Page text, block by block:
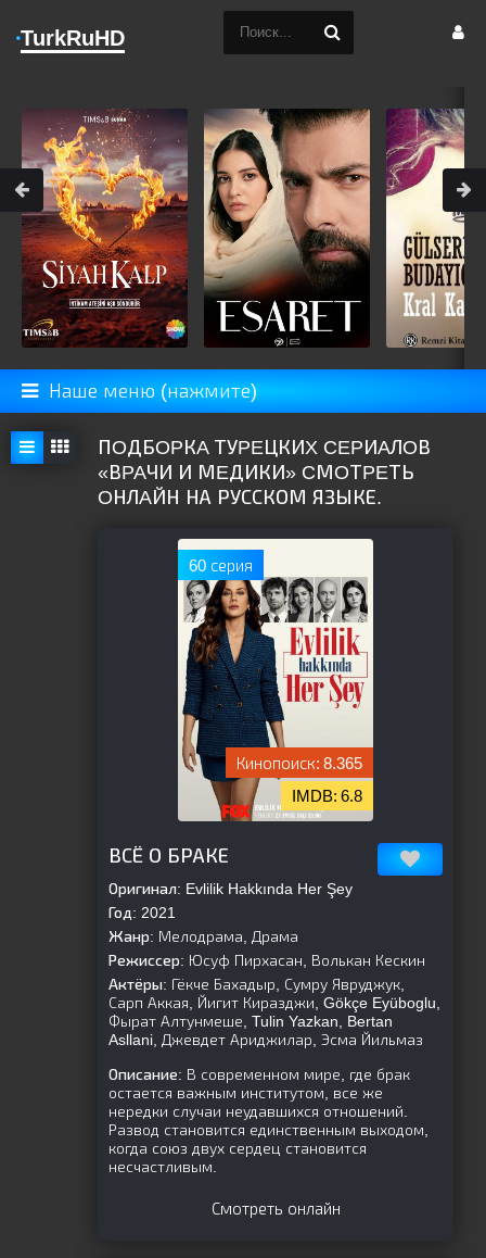
Наше меню (нажмите)
ПOДБOPКA ТУPEЦКИX CEPИAЛOВ
«ВPAЧИ И МEДИКИ» CМOТPEТЬ
OНЛAЙН НА РУССКОМ ЯЗЫКЕ.
60 серия
8.365
6.8
ВСЁ О БРАКЕ
Оригинал: Evlilik Hakkında Her Şey
Год: 2021
Жанр: Мелодрама, Драма
Режиссер: Юсуф Пирхасан, Волькан Кескин
Актёры: Гёкче Бахадыр, Сумру Явруджук,
Сарп Аккая, Йигит Киразджи, Gökçe Eyüboglu,
Фырат Алтунмеше, Tulin Yazkan, Bertan
Asllani, Джевдет Ариджилар, Эсма Йильмаз
Описание: В современном мире, где брак
остается важным институтом, все же
нередки случаи неудавшихся отношений.
Развод становится единственным выходом,
когда союз двух сердец становится
несчастливым.
Смотреть онлайн
TurkRuHD